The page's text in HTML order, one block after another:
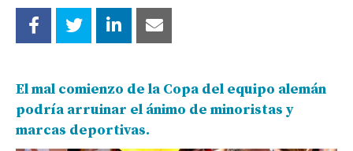
El mal comienzo de la Copa del equipo alemán
podría arruinar el ánimo de minoristas y
marcas deportivas.